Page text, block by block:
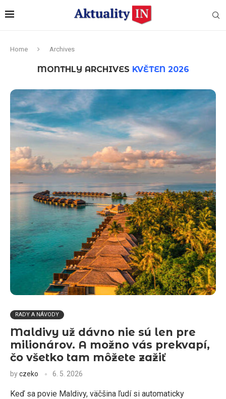
Home Archives
MONTHLY ARCHIVES KVĚTEN 2026
RADY A NÁVODY
Maldivy už dávno nie sú len pre
milionárov. A možno vás prekvapí,
čo všetko tam môžete zažiť
byczeko 6. 5. 2026
Keď sa povie Maldivy, väčšina ľudí si automaticky